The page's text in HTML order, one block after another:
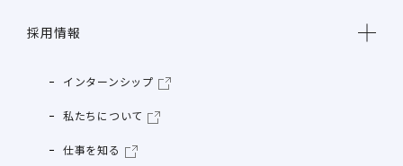
採用情報
インターンシップ
私たちについて
仕事を知る